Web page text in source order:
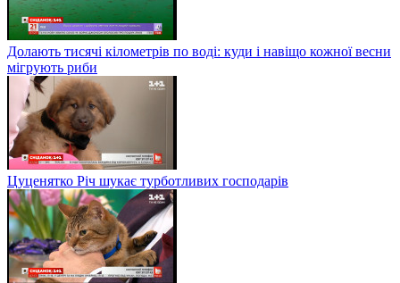
Долають тисячі кілометрів по воді: куди і навіщо кожної весни
мігрують риби
Цуценятко Річ шукає турботливих господарів